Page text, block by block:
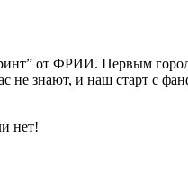
от ФРИИ. Первым
знают, и наш старт с
нет!